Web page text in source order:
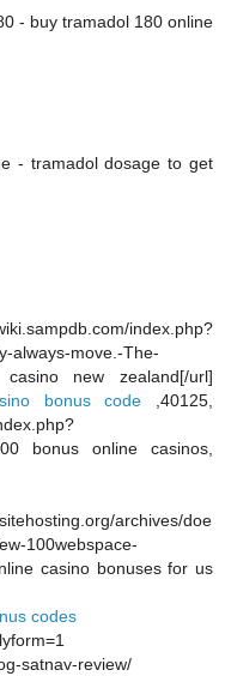
- buy tramadol 180 online
- tramadol dosage to get
index.php?
always-move.-The-
casino new zealand[/url]
bonus code ,40125,
bonus online casinos,
archives/doe
100webspace-
casino bonuses for us
codes
satnav-review/